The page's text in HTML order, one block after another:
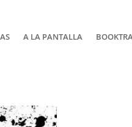
A LA PANTALLA